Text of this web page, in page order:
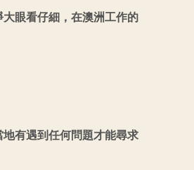
眼看仔細，在澳洲工作的
有遇到任何問題才能尋求